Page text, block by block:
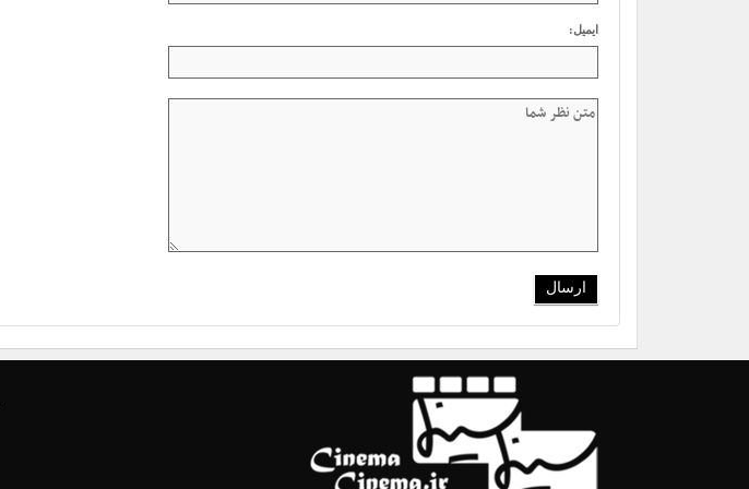
ایمیل: